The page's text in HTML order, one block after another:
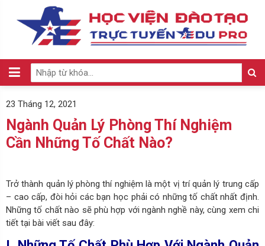
23 Tháng 12, 2021
Ngành Quản Lý Phòng Thí Nghiệm
Cần Những Tố Chất Nào?
Trở thành quản lý phòng thí nghiệm là một vị trí quản lý trung cấp
– cao cấp, đòi hỏi các bạn học phải có những tố chất nhất định.
Những tố chất nào sẽ phù hợp với ngành nghề này, cùng xem chi
tiết tại bài viết sau đây: